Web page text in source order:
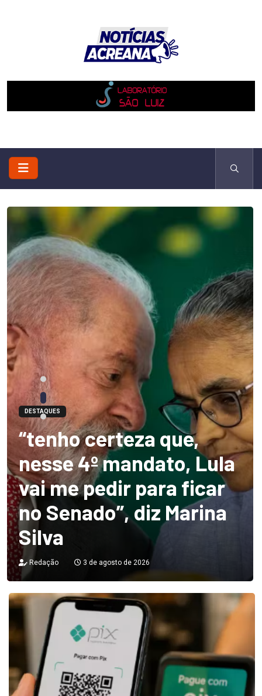
DESTAQUES
“tenho certeza que,
nesse 4º mandato, Lula
vai me pedir para ficar
no Senado”, diz Marina
Silva
Redação 3 de agosto de 2026